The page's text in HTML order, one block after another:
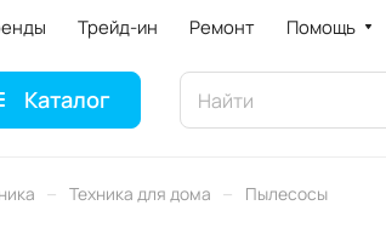
Трейд-ин Ремонт Помощь
Каталог
– Техника для дома – Пылесосы